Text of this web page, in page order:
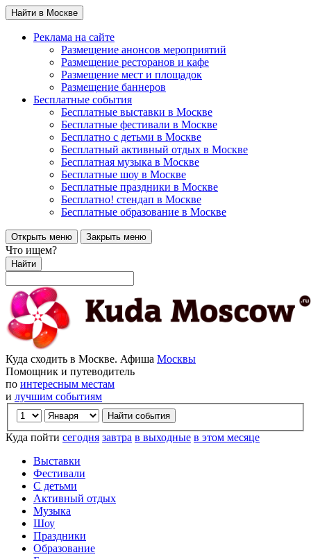
Найти в Москве
Реклама на сайте
Размещение анонсов мероприятий
Размещение ресторанов и кафе
Размещение мест и площадок
Размещение баннеров
Бесплатные события
Бесплатные выставки в Москве
Бесплатные фестивали в Москве
Бесплатно с детьми в Москве
Бесплатный активный отдых в Москве
Бесплатная музыка в Москве
Бесплатные шоу в Москве
Бесплатные праздники в Москве
Бесплатно! стендап в Москве
Бесплатные образование в Москве
Открыть меню Закрыть меню
Что ищем?
Найти
Куда сходить в Москве. Афиша Москвы
Помощник и путеводитель
по интересным местам
и лучшим событиям
Куда пойти сегодня завтра в выходные в этом месяце
Выставки
Фестивали
С детьми
Активный отдых
Музыка
Шоу
Праздники
Образование